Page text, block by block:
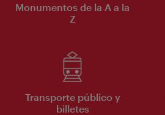
Monumentos de la A a la
Z
Transporte público y
billetes